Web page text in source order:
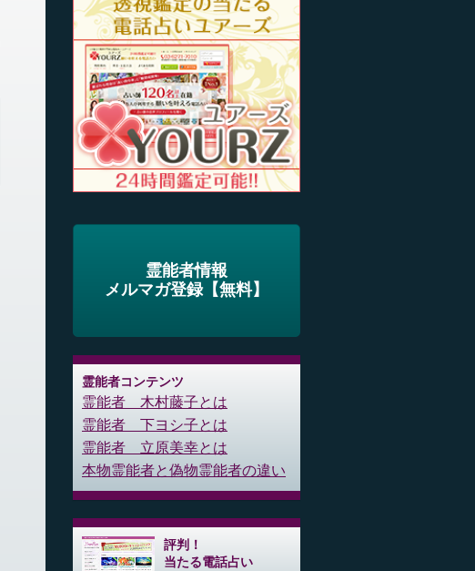
霊能者情報
メルマガ登録【無料】
霊能者コンテンツ
霊能者 木村藤子とは
霊能者 下ヨシ子とは
霊能者 立原美幸とは
本物霊能者と偽物霊能者の違い
評判！
当たる電話占い